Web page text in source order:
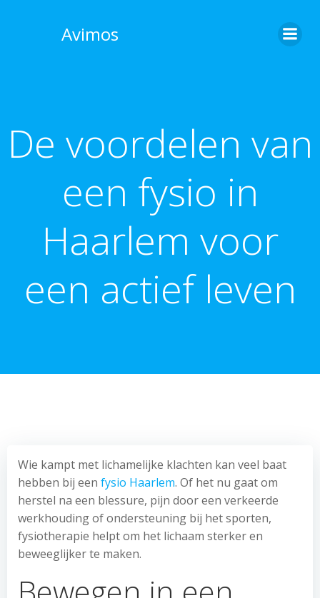
Avimos
De voordelen van
een fysio in
Haarlem voor
een actief leven
Wie kampt met lichamelijke klachten kan veel baat
hebben bij een fysio Haarlem. Of het nu gaat om
herstel na een blessure, pijn door een verkeerde
werkhouding of ondersteuning bij het sporten,
fysiotherapie helpt om het lichaam sterker en
beweeglijker te maken.